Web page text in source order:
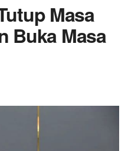
Masa
Buka Masa